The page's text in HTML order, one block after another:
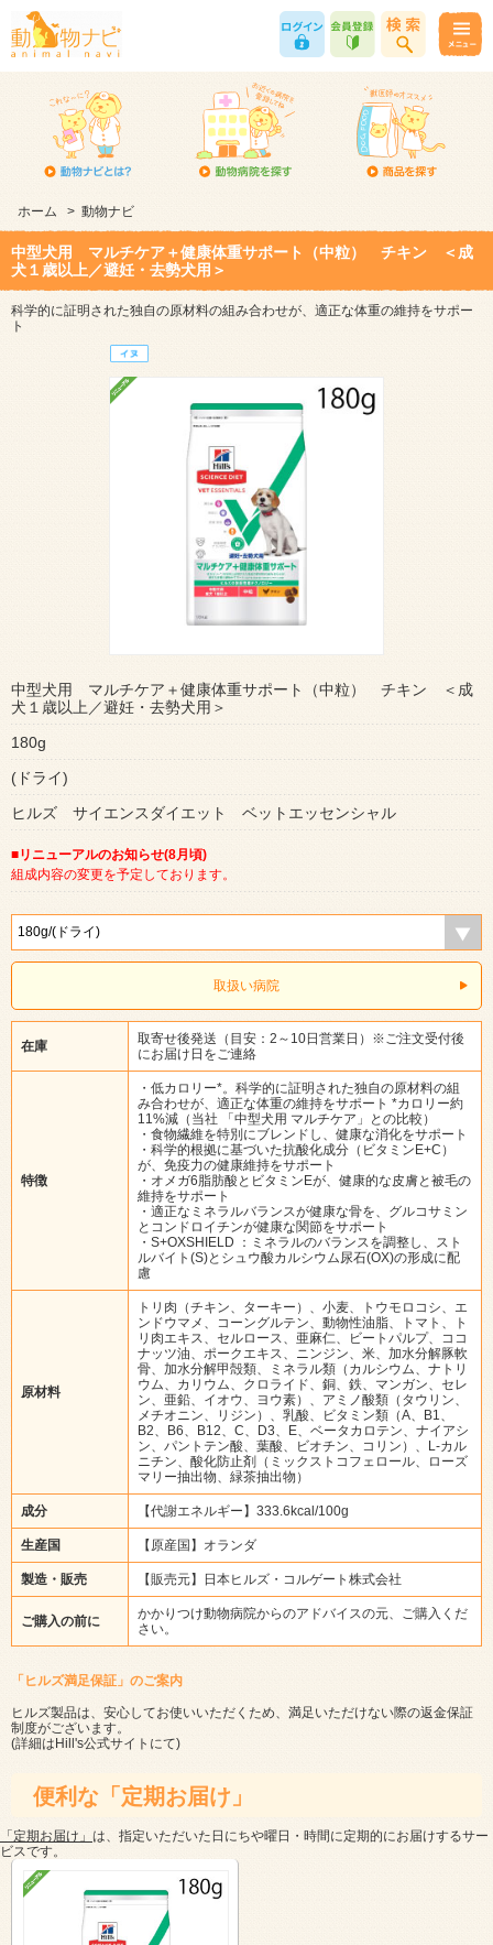
ホーム > 動物ナビ
中型犬用 マルチケア＋健康体重サポート（中粒） チキン ＜成
犬１歳以上／避妊・去勢犬用＞
科学的に証明された独自の原材料の組み合わせが、適正な体重の維持をサポー
ト
中型犬用 マルチケア＋健康体重サポート（中粒） チキン ＜成
犬１歳以上／避妊・去勢犬用＞
180g
(ドライ)
ヒルズ サイエンスダイエット ベットエッセンシャル
■リニューアルのお知らせ(8月頃)
組成内容の変更を予定しております。
取扱い病院
在庫
取寄せ後発送（目安：2～10日営業日）※ご注文受付後
にお届け日をご連絡
特徴
・低カロリー*。科学的に証明された独自の原材料の組
み合わせが、適正な体重の維持をサポート *カロリー約
11%減（当社 「中型犬用 マルチケア」との比較）
・食物繊維を特別にブレンドし、健康な消化をサポート
・科学的根拠に基づいた抗酸化成分（ビタミンE+C）
が、免疫力の健康維持をサポート
・オメガ6脂肪酸とビタミンEが、健康的な皮膚と被毛の
維持をサポート
・適正なミネラルバランスが健康な骨を、グルコサミン
とコンドロイチンが健康な関節をサポート
・S+OXSHIELD ：ミネラルのバランスを調整し、スト
ルバイト(S)とシュウ酸カルシウム尿石(OX)の形成に配
慮
原材料
トリ肉（チキン、ターキー）、小麦、トウモロコシ、エ
ンドウマメ、コーングルテン、動物性油脂、トマト、ト
リ肉エキス、セルロース、亜麻仁、ビートパルプ、ココ
ナッツ油、ポークエキス、ニンジン、米、加水分解豚軟
骨、加水分解甲殻類、ミネラル類（カルシウム、ナトリ
ウム、カリウム、クロライド、銅、鉄、マンガン、セレ
ン、亜鉛、イオウ、ヨウ素）、アミノ酸類（タウリン、
メチオニン、リジン）、乳酸、ビタミン類（A、B1、
B2、B6、B12、C、D3、E、ベータカロテン、ナイアシ
ン、パントテン酸、葉酸、ビオチン、コリン）、L-カル
ニチン、酸化防止剤（ミックストコフェロール、ローズ
マリー抽出物、緑茶抽出物）
成分 【代謝エネルギー】333.6kcal/100g
生産国 【原産国】オランダ
製造・販売 【販売元】日本ヒルズ・コルゲート株式会社
ご購入の前に
かかりつけ動物病院からのアドバイスの元、ご購入くだ
さい。
「ヒルズ満足保証」のご案内
ヒルズ製品は、安心してお使いいただくため、満足いただけない際の返金保証
制度がございます。
(詳細はHill's公式サイト にて)
便利な「定期お届け」
「定期お届け」 は、指定いただいた日にちや曜日・時間に定期的にお届けするサー
ビスです。